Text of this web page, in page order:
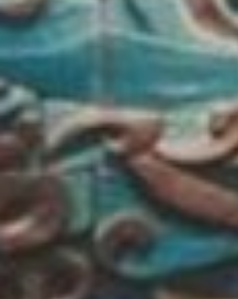
役員名簿
会員名簿
事業報告・計算書式
街づくり調整
防災対策
文化・プロモーション
地域活性化の推進
これまでの事業
みなとみらい21の立地
みなとみらい21インフ
みなとみらい21データ
施設
中央地区
新港地区
横浜駅東口地区
主要用途・設備から検索
公園・プロムナード
パブリックアート
メニュ